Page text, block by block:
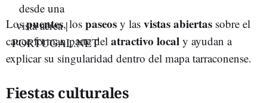
Lospuentes, los paseos y las vistasabiertas sobre el
cauce forman parte del atractivo local y ayudan a
explicar su singularidad dentro del mapa tarraconense.
Fiestas culturales